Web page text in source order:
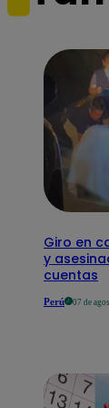
Giro en
y
cuentas
Perú 07 de